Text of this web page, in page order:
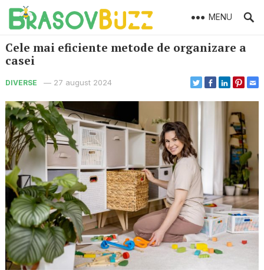
MENU
Cele mai eficiente metode de organizare a
casei
DIVERSE — 27 august 2024